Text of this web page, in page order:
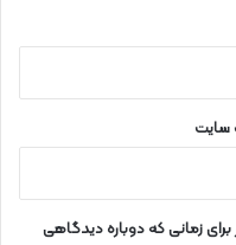
زمانی که دوباره دیدگاهی